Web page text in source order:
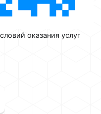
оказания услуг